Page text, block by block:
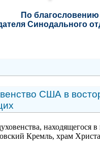
По благословению
Синодального
США в
Кремль, храм